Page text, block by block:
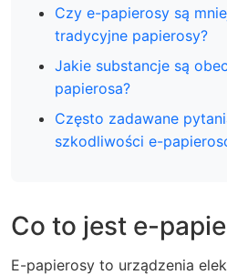
Czy e-papierosy są
tradycyjne papierosy?
Jakie substancje są
papierosa?
Często zadawane
szkodliwości e-
Co to jest e-
E-papierosy to urządzenia